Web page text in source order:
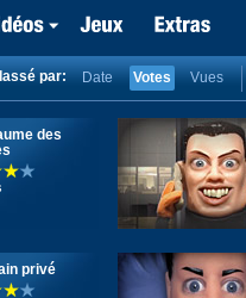
par: Date Votes Vues
des
privé